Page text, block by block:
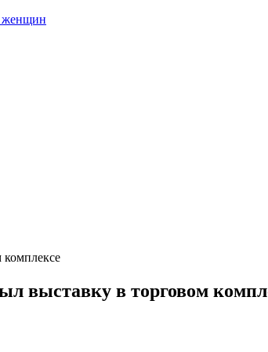
женщин
выставку в торговом